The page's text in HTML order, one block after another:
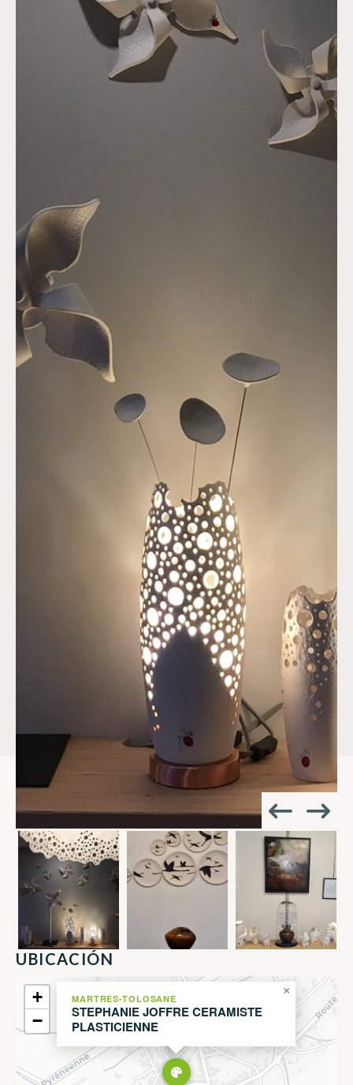
UBICACIÓN
MARTRES-TOLOSANE
STEPHANIE JOFFRE CERAMISTE
PLASTICIENNE
×
+
−